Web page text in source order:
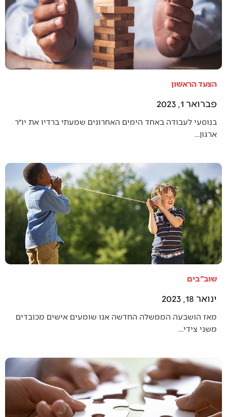
הצעד הראשון
פברואר 1, 2023
בנוסעי לעבודה באחד הימים האחרונים שמעתי ברדיו את יו״ר
ארגון…
שוב"בים
ינואר 18, 2023
מאז הושבעה הממשלה החדשה אנו שומעים אישים מכובדים
משני צידי…